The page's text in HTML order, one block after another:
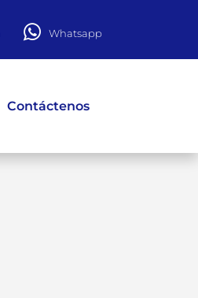
Whatsapp
Contáctenos